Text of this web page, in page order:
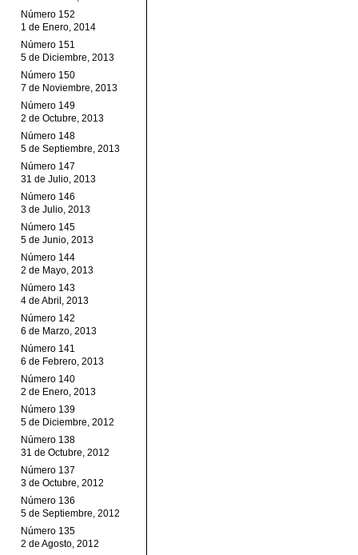
Número 152
1 de Enero, 2014
Número 151
5 de Diciembre, 2013
Número 150
7 de Noviembre, 2013
Número 149
2 de Octubre, 2013
Número 148
5 de Septiembre, 2013
Número 147
31 de Julio, 2013
Número 146
3 de Julio, 2013
Número 145
5 de Junio, 2013
Número 144
2 de Mayo, 2013
Número 143
4 de Abril, 2013
Número 142
6 de Marzo, 2013
Número 141
6 de Febrero, 2013
Número 140
2 de Enero, 2013
Número 139
5 de Diciembre, 2012
Número 138
31 de Octubre, 2012
Número 137
3 de Octubre, 2012
Número 136
5 de Septiembre, 2012
Número 135
2 de Agosto, 2012